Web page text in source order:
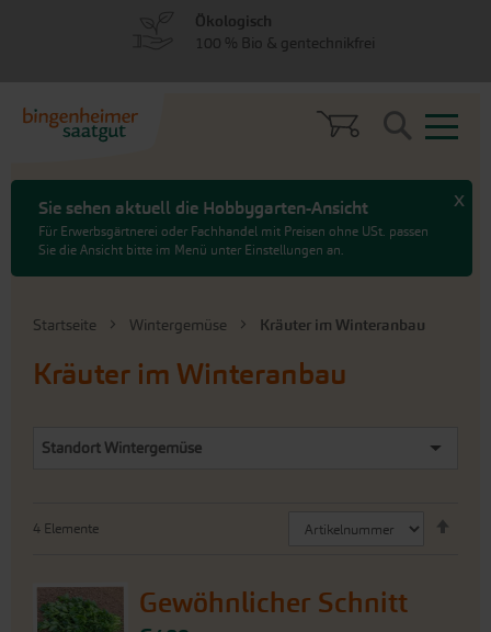
Sie sehen aktuell die Hobbygarten-Ansicht
Für Erwerbsgärtnerei oder Fachhandel mit Preisen ohne USt. passen
Sie die Ansicht bitte im Menü unter Einstellungen an.
x
Search
Startseite Wintergemüse Kräuter im Winteranbau
Kräuter im Winteranbau
Standort Wintergemüse
4 Elemente
Gewöhnlicher Schnitt
Ökologisch
100 % Bio & gentechnikfrei